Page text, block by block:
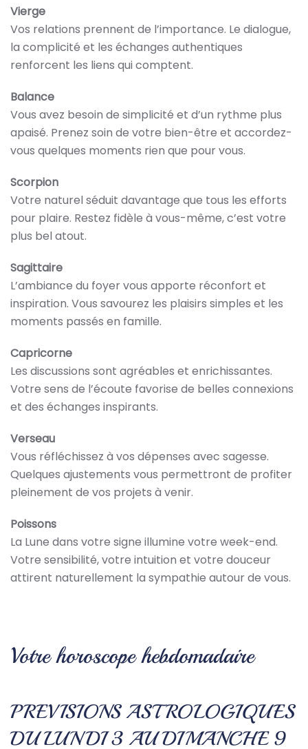
Vierge
Vos relations prennent de l’importance. Le dialogue,
la complicité et les échanges authentiques
renforcent les liens qui comptent.
Balance
Vous avez besoin de simplicité et d’un rythme plus
apaisé. Prenez soin de votre bien-être et accordez-
vous quelques moments rien que pour vous.
Scorpion
Votre naturel séduit davantage que tous les efforts
pour plaire. Restez fidèle à vous-même, c’est votre
plus bel atout.
Sagittaire
L’ambiance du foyer vous apporte réconfort et
inspiration. Vous savourez les plaisirs simples et les
moments passés en famille.
Capricorne
Les discussions sont agréables et enrichissantes.
Votre sens de l’écoute favorise de belles connexions
et des échanges inspirants.
Verseau
Vous réfléchissez à vos dépenses avec sagesse.
Quelques ajustements vous permettront de profiter
pleinement de vos projets à venir.
Poissons
La Lune dans votre signe illumine votre week-end.
Votre sensibilité, votre intuition et votre douceur
attirent naturellement la sympathie autour de vous.
Votre horoscope hebdomadaire
PREVISIONS ASTROLOGIQUES
DU LUNDI 3 AU DIMANCHE 9